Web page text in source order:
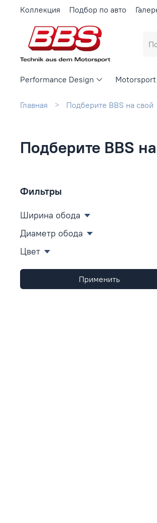
Коллекция Подбор по авто
Performance Design
Главная Подберите BBS на свой
Подберите BBS
Фильтры
Ширина обода
Диаметр обода
Цвет
Применить